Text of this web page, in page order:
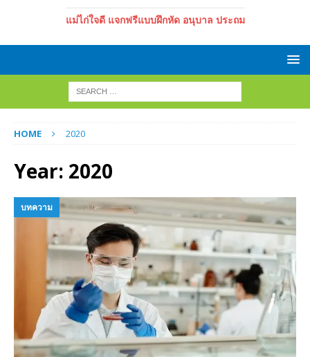
แม่ไก่ใจดี แจกฟรีแบบฝึกหัด อนุบาล ประถม
HOME 2020
Year: 2020
บทความ